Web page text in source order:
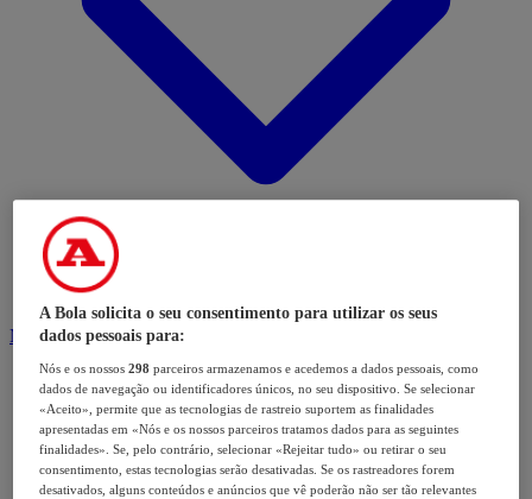
Modalidades
A Bola solicita o seu consentimento para utilizar os seus
dados pessoais para:
Nós e os nossos298 parceiros armazenamos e acedemos a dados pessoais, como
dados de navegação ou identificadores únicos, no seu dispositivo. Se selecionar
«Aceito», permite que as tecnologias de rastreio suportem as finalidades
apresentadas em «Nós e os nossos parceiros tratamos dados para as seguintes
finalidades». Se, pelo contrário, selecionar «Rejeitar tudo» ou retirar o seu
consentimento, estas tecnologias serão desativadas. Se os rastreadores forem
desativados, alguns conteúdos e anúncios que vê poderão não ser tão relevantes